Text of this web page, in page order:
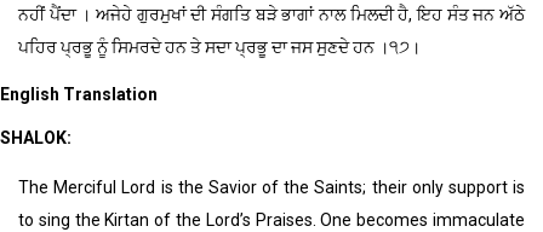
ਨਹੀਂ ਪੈਂਦਾ । ਅਜੇਹੇ ਗੁਰਮੁਖਾਂ ਦੀ ਸੰਗਤਿ ਬੜੇ ਭਾਗਾਂ ਨਾਲ ਮਿਲਦੀ ਹੈ, ਇਹ ਸੰਤ ਜਨ ਅੱਠੇ
ਪਹਿਰ ਪ੍ਰਭੂ ਨੂੰ ਸਿਮਰਦੇ ਹਨ ਤੇ ਸਦਾ ਪ੍ਰਭੂ ਦਾ ਜਸ ਸੁਣਦੇ ਹਨ ।੧੭।
English Translation
SHALOK:
The Merciful Lord is the Savior of the Saints; their only support is
to sing the Kirtan of the Lord’s Praises. One becomes immaculate